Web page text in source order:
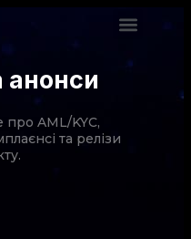
анонси
AML/KYC,
та релізи